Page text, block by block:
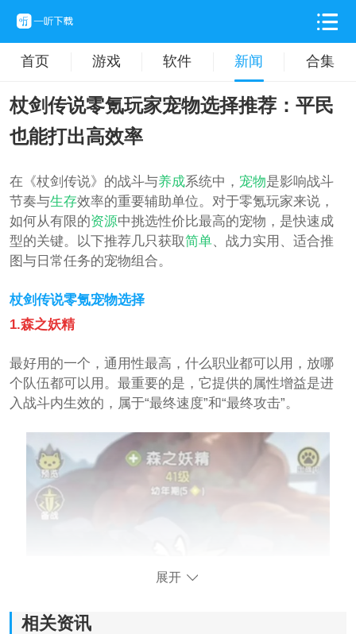
首页 游戏 软件 新闻 合集
杖剑传说零氪玩家宠物选择推荐：平民
也能打出高效率
在《杖剑传说》的战斗与养成系统中， 宠物是影响战斗
节奏与生存效率的重要辅助单位。对于零氪玩家来说，
如何从有限的资源中挑选性价比最高的宠物，是快速成
型的关键。以下推荐几只获取简单、战力实用、适合推
图与日常任务的宠物组合。
杖剑传说零氪宠物选择
1.森之妖精
最好用的一个，通用性最高，什么职业都可以用，放哪
个队伍都可以用。最重要的是，它提供的属性增益是进
入战斗内生效的，属于“最终速度”和“最终攻击”。
展开
相关资讯